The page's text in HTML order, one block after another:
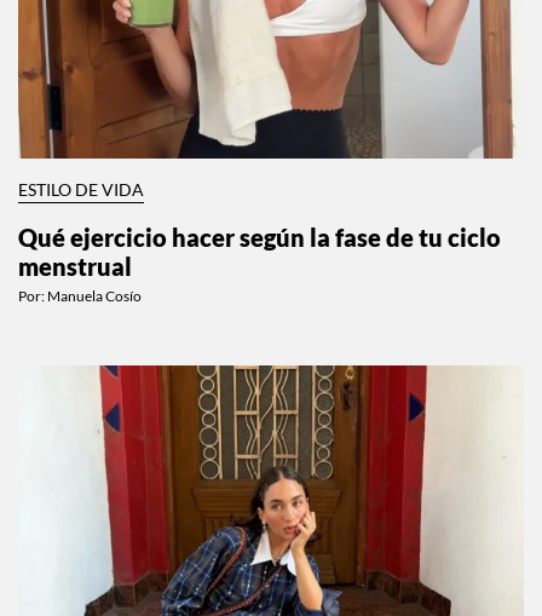
ESTILO DE VIDA
Qué ejercicio hacer según la fase de tu ciclo
menstrual
Por: Manuela Cosío